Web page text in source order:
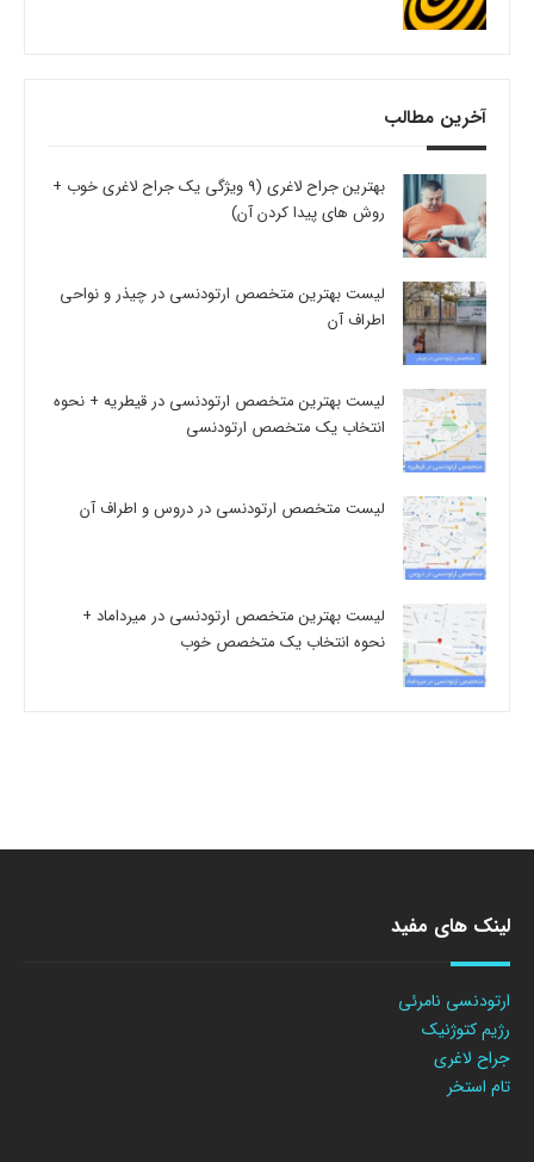
آخرین مطالب
بهترین جراح لاغری (9 ویژگی یک جراح لاغری خوب +
روش های پیدا کردن آن)
لیست بهترین متخصص ارتودنسی در چیذر و نواحی
اطراف آن
لیست بهترین متخصص ارتودنسی در قیطریه + نحوه
انتخاب یک متخصص ارتودنسی
لیست متخصص ارتودنسی در دروس و اطراف آن
لیست بهترین متخصص ارتودنسی در میرداماد +
نحوه انتخاب یک متخصص خوب
لینک های مفید
ارتودنسی نامرئی
رژیم کتوژنیک
جراح لاغری
تام استخر